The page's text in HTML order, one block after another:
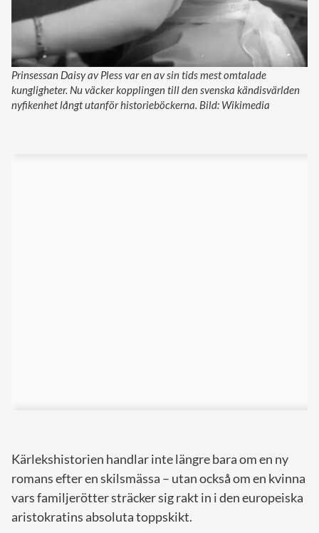
Prinsessan Daisy av Pless var en av sin tids mest omtalade
kungligheter. Nu väcker kopplingen till den svenska kändisvärlden
nyfikenhet långt utanför historieböckerna. Bild: Wikimedia
Kärlekshistorien handlar inte längre bara om en ny
romans efter en skilsmässa – utan också om en kvinna
vars familjerötter sträcker sig rakt in i den europeiska
aristokratins absoluta toppskikt.